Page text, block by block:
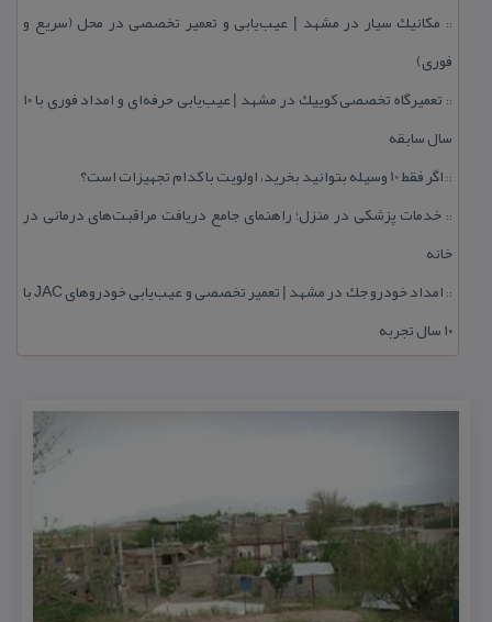
:: مكانیك سیار در مشهد | عیب‌یابی و تعمیر تخصصی در محل (سریع و
فوری)
::
تعمیرگاه تخصصی كوییك در مشهد | عیب‌یابی حرفه‌ای و امداد فوری با ۱۰
سال سابقه
:: اگر فقط 10 وسیله بتوانید بخرید، اولویت با كدام تجهیزات است؟
:: خدمات پزشكی در منزل؛ راهنمای جامع دریافت مراقبت‌های درمانی در
خانه
::
امداد خودرو جك در مشهد | تعمیر تخصصی و عیب‌یابی خودروهای JAC با
۱۰ سال تجربه